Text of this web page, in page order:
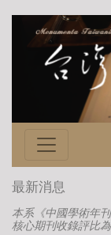
最新消息
本系《中國學術年
核心期刊收錄評比